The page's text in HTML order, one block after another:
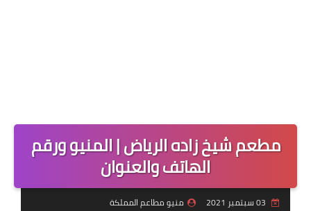
مطعم شيخ زاده الرياض | المنيو ورقم
الهاتف والعنوان
منيو مطاعم المملكة